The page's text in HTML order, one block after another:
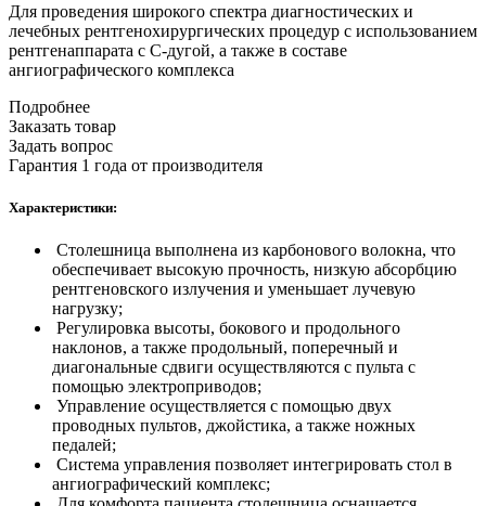
Для проведения широкого спектра диагностических и
лечебных рентгенохирургических процедур с использованием
рентгенаппарата с С-дугой, а также в составе
ангиографического комплекса
Подробнее
Заказать товар
Задать вопрос
Гарантия 1 года от производителя
Характеристики:
Столешница выполнена из карбонового волокна, что
обеспечивает высокую прочность, низкую абсорбцию
рентгеновского излучения и уменьшает лучевую
нагрузку;
Регулировка высоты, бокового и продольного
наклонов, а также продольный, поперечный и
диагональные сдвиги осуществляются с пульта с
помощью электроприводов;
Управление осуществляется с помощью двух
проводных пультов, джойстика, а также ножных
педалей;
Система управления позволяет интегрировать стол в
ангиографический комплекс;